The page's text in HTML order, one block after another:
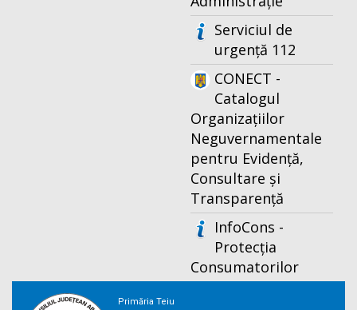
Serviciul de
urgență 112
CONECT -
Catalogul
Organizațiilor
Neguvernamentale
pentru Evidență,
Consultare și
Transparență
InfoCons -
Protecția
Consumatorilor
Primăria Teiu